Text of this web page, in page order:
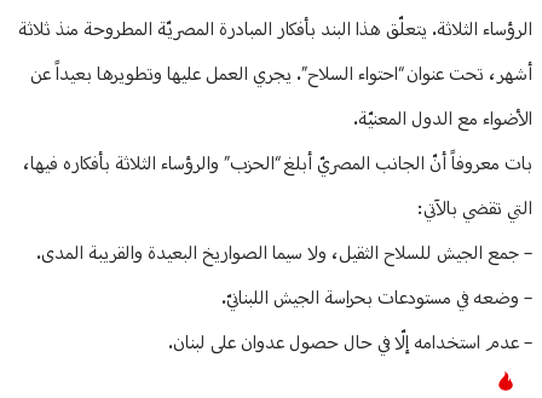
الرؤساء الثلاثة. يتعلّق هذا البند بأفكار المبادرة المصريّة المطروحة منذ ثلاثة
أشهر، تحت عنوان “احتواء السلاح”. يجري العمل عليها وتطويرها بعيداً عن
الأضواء مع الدول المعنيّة.
بات معروفاً أنّ الجانب المصريّ أبلغ “الحزب” والرؤساء الثلاثة بأفكاره فيها،
التي تقضي بالآتي:
– جمع الجيش للسلاح الثقيل، ولا سيما الصواريخ البعيدة والقريبة المدى.
– وضعه في مستودعات بحراسة الجيش اللبنانيّ.
– عدم استخدامه إلّا في حال حصول عدوان على لبنان.